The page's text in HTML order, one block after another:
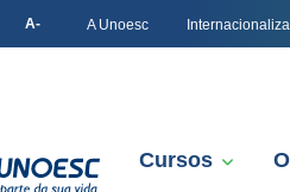
A- A Unoesc
Cursos